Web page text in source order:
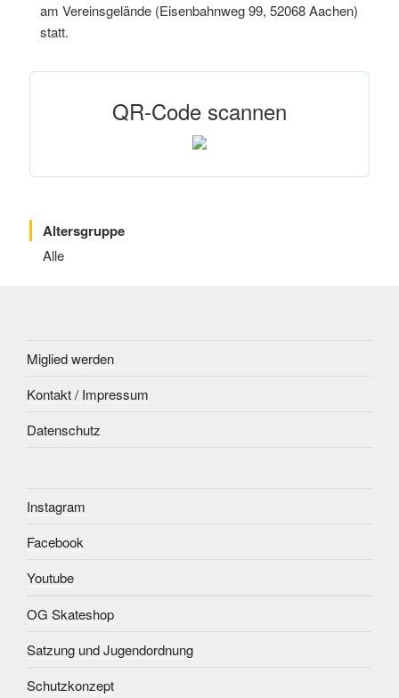
am Vereinsgelände (Eisenbahnweg 99, 52068 Aachen)
statt.
QR-Code scannen
Altersgruppe
Alle
Miglied werden
Kontakt / Impressum
Datenschutz
Instagram
Facebook
Youtube
OG Skateshop
Satzung und Jugendordnung
Schutzkonzept